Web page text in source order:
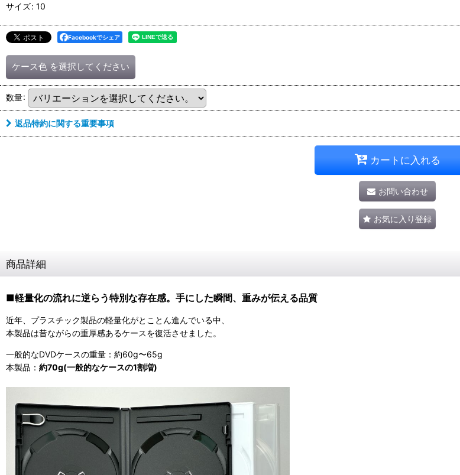
サイズ: 10
Facebookでシェア
ケース色 を選択してください
数量:
返品特約に関する重要事項
カートに入れる
お問い合わせ
お気に入り登録
商品詳細
■軽量化の流れに逆らう特別な存在感。手にした瞬間、重みが伝える品質
近年、プラスチック製品の軽量化がとことん進んでいる中、
本製品は昔ながらの重厚感あるケースを復活させました。
一般的なDVDケースの重量：約60g〜65g
本製品： 約70g(一般的なケースの1割増)